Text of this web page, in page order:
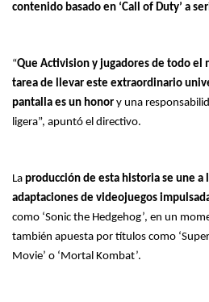
contenido basado en ‘Call of Duty’ a
“Que Activision y jugadores de todo el
tarea de llevar este extraordinario
pantalla es un honor y una
ligera”, apuntó el directivo.
La producción de esta historia se une a
adaptaciones de videojuegos
como ‘Sonic the Hedgehog’, en un
también apuesta por títulos como
Movie’ o ‘Mortal Kombat’.